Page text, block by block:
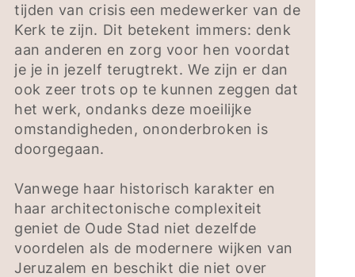
tijden van crisis een medewerker van de
Kerk te zijn. Dit betekent immers: denk
aan anderen en zorg voor hen voordat
je je in jezelf terugtrekt. We zijn er dan
ook zeer trots op te kunnen zeggen dat
het werk, ondanks deze moeilijke
omstandigheden, ononderbroken is
doorgegaan.
Vanwege haar historisch karakter en
haar architectonische complexiteit
geniet de Oude Stad niet dezelfde
voordelen als de modernere wijken van
Jeruzalem en beschikt die niet over